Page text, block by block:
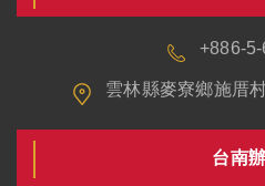
+886-
雲林縣麥寮鄉施厝
台南